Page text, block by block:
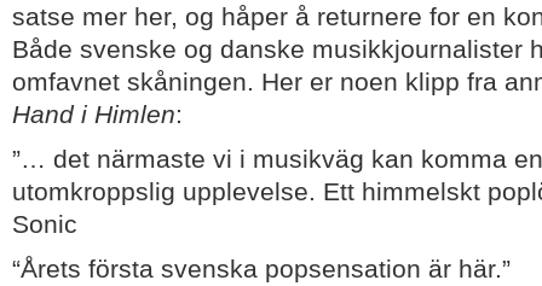
satse mer her, og håper å returnere for en
Både svenske og danske musikkjournalister
omfavnet skåningen. Her er noen klipp fra
Hand i Himlen:
”… det närmaste vi i musikväg kan komma
utomkroppslig upplevelse. Ett himmelskt
Sonic
“Årets första svenska popsensation är här.”